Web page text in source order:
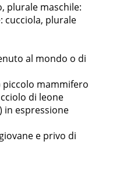
plurale maschile:
cucciola, plurale
al mondo o di
piccolo mammifero
di leone
in espressione
e privo di